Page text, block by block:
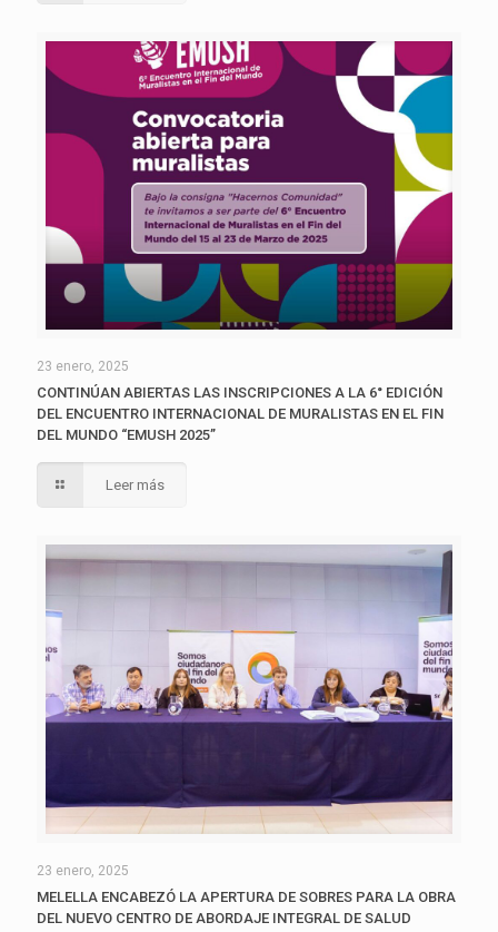
23 enero, 2025
CONTINÚAN ABIERTAS LAS INSCRIPCIONES A LA 6° EDICIÓN
DEL ENCUENTRO INTERNACIONAL DE MURALISTAS EN EL FIN
DEL MUNDO “EMUSH 2025”
Leer más
23 enero, 2025
MELELLA ENCABEZÓ LA APERTURA DE SOBRES PARA LA OBRA
DEL NUEVO CENTRO DE ABORDAJE INTEGRAL DE SALUD